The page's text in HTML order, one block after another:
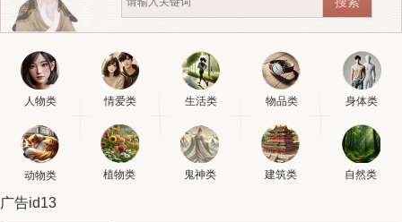
人物类 情爱类 生活类 物品类 身体类
动物类 植物类 鬼神类 建筑类 自然类
广告id13